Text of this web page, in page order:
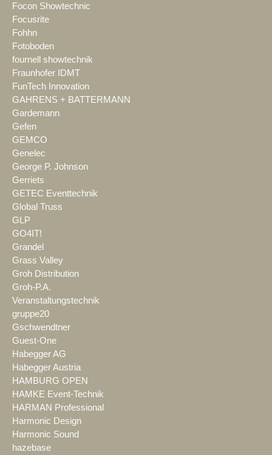
Focon Showtechnic
Focusrite
Fohhn
Fotoboden
fournell showtechnik
Fraunhofer IDMT
FunTech Innovation
GAHRENS + BATTERMANN
Gardemann
Gefen
GEMCO
Genelec
George P. Johnson
Gerriets
GETEC Eventtechnik
Global Truss
GLP
GO4IT!
Grandel
Grass Valley
Groh Distribution
Groh-P.A.
Veranstaltungstechnik
gruppe20
Gschwendtner
Guest-One
Habegger AG
Habegger Austria
HAMBURG OPEN
HAMKE Event-Technik
HARMAN Professional
Harmonic Design
Harmonic Sound
hazebase